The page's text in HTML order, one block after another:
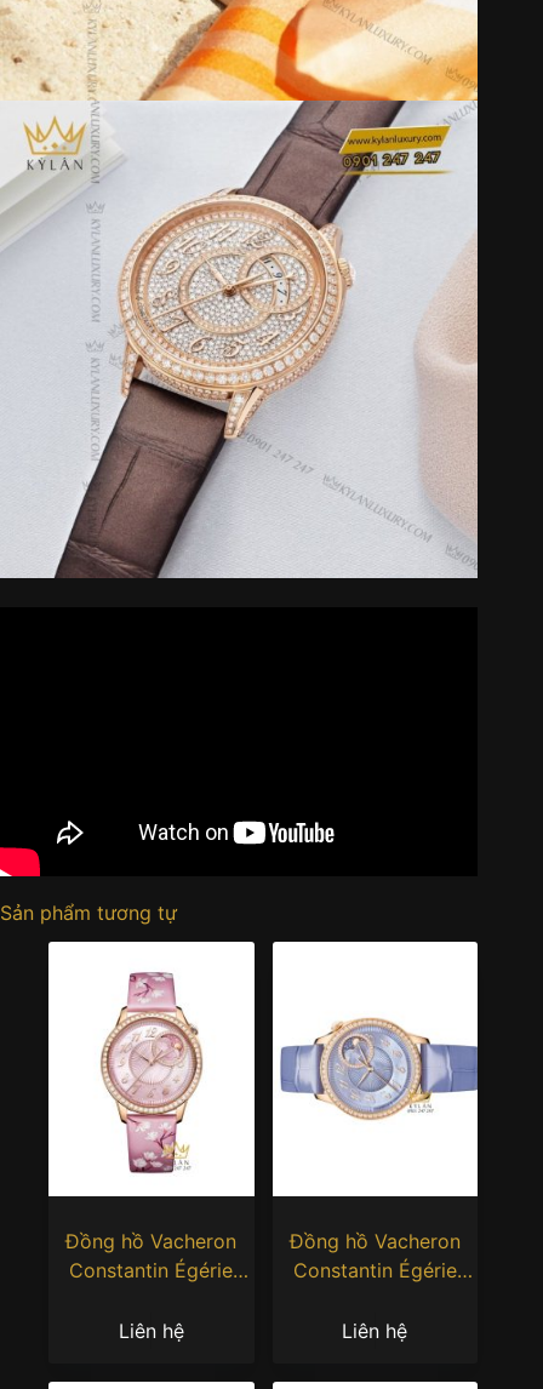
Sản phẩm tương tự
Đồng hồ Vacheron
Constantin Égérie
8005F/000R‑H157
Liên hệ
Đồng hồ Vacheron
Constantin Égérie
mặt số xà cừ
Liên hệ